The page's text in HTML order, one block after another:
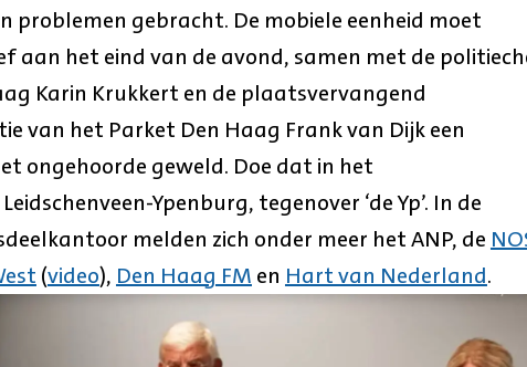
problemen gebracht. De mobiele eenheid moet
aan het eind van de avond, samen met de
Karin Krukkert en de plaatsvervangend
van het Parket Den Haag Frank van Dijk een
ongehoorde geweld. Doe dat in het
Ypenburg, tegenover ‘de Yp’. In de
melden zich onder meer het ANP, de
(video), Den Haag FM en Hart van Nederland.